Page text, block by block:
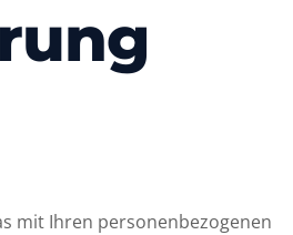
mit Ihren personenbezogenen